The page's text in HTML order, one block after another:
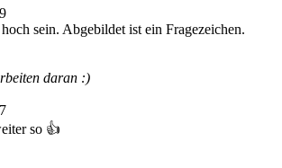
sein. Abgebildet ist ein Fragezeichen.
daran :)
so 👍